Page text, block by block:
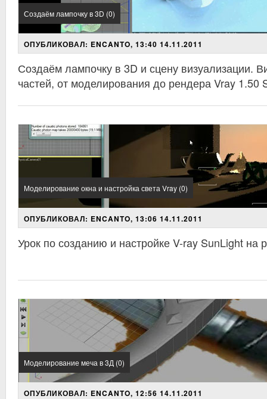
Создаём лампочку в 3D (0)
ОПУБЛИКОВАЛ: ENCANTO, 13:40 14.11.2011
Создаём лампочку в 3D и сцену визуализации.
частей, от моделирования до рендера Vray 1.50
Моделирование окна и настройка света Vray (0)
ОПУБЛИКОВАЛ: ENCANTO, 13:06 14.11.2011
Урок по созданию и настройке V-ray SunLight на
Моделирование меча в 3Д (0)
ОПУБЛИКОВАЛ: ENCANTO, 12:56 14.11.2011